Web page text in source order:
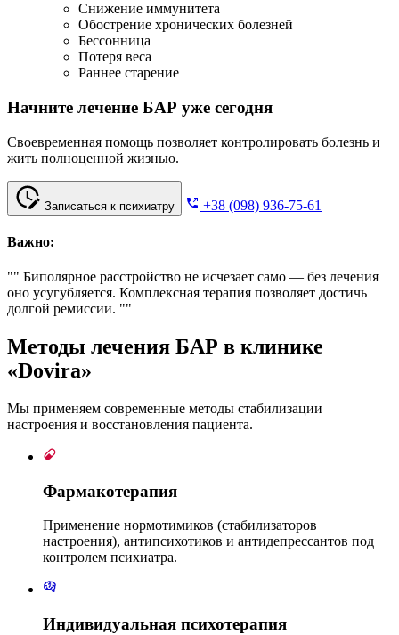
Снижение иммунитета
Обострение хронических болезней
Бессонница
Потеря веса
Раннее старение
Начните лечение БАР уже сегодня
Своевременная помощь позволяет контролировать болезнь и
жить полноценной жизнью.
Записаться к психиатру +38 (098) 936-75-61
Важно:
"" Биполярное расстройство не исчезает само — без лечения
оно усугубляется. Комплексная терапия позволяет достичь
долгой ремиссии. ""
Методы лечения БАР в клинике
«Dovira»
Мы применяем современные методы стабилизации
настроения и восстановления пациента.
Фармакотерапия
Применение нормотимиков (стабилизаторов
настроения), антипсихотиков и антидепрессантов под
контролем психиатра.
Индивидуальная психотерапия